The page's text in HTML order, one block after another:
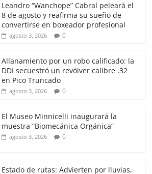
Leandro “Wanchope” Cabral peleará el
8 de agosto y reafirma su sueño de
convertirse en boxeador profesional
agosto 3, 2026 0
Allanamiento por un robo calificado: la
DDI secuestró un revólver calibre .32
en Pico Truncado
agosto 3, 2026 0
El Museo Minnicelli inaugurará la
muestra “Biomecánica Orgánica”
agosto 3, 2026 0
Estado de rutas: Advierten por lluvias,